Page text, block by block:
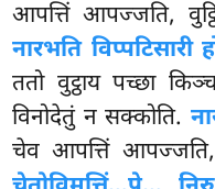
आपत्तिं आपज्जति,
नारभति विप्पटिसारी
ततो वुट्ठाय पच्छा
विनोदेतुं न सक्कोति.
चेव आपत्तिं आपज्जति,